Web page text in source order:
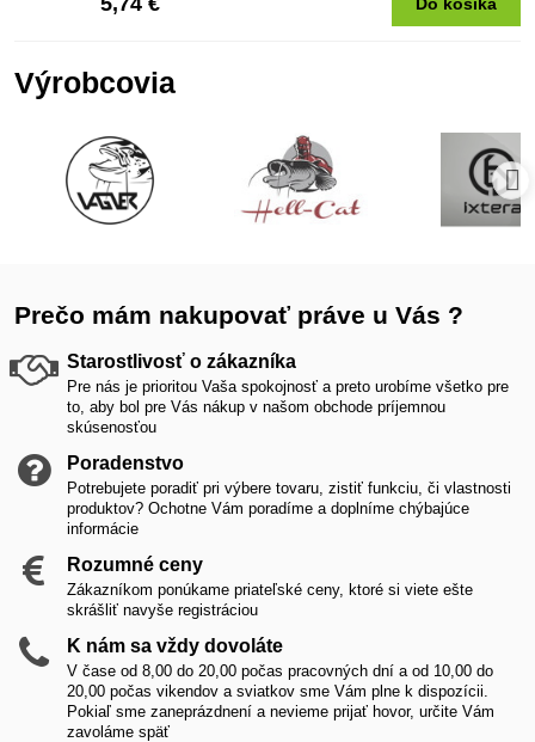
Výrobcovia
Prečo mám nakupovať práve u Vás ?
Starostlivosť o zákazníka
Pre nás je prioritou Vaša spokojnosť a preto urobíme všetko pre
to, aby bol pre Vás nákup v našom obchode príjemnou
skúsenosťou
Poradenstvo
Potrebujete poradiť pri výbere tovaru, zistiť funkciu, či vlastnosti
produktov? Ochotne Vám poradíme a doplníme chýbajúce
informácie
Rozumné ceny
Zákazníkom ponúkame priateľské ceny, ktoré si viete ešte
skrášliť navyše registráciou
K nám sa vždy dovoláte
V čase od 8,00 do 20,00 počas pracovných dní a od 10,00 do
20,00 počas vikendov a sviatkov sme Vám plne k dispozícii.
Pokiaľ sme zaneprázdnení a nevieme prijať hovor, určite Vám
zavoláme späť